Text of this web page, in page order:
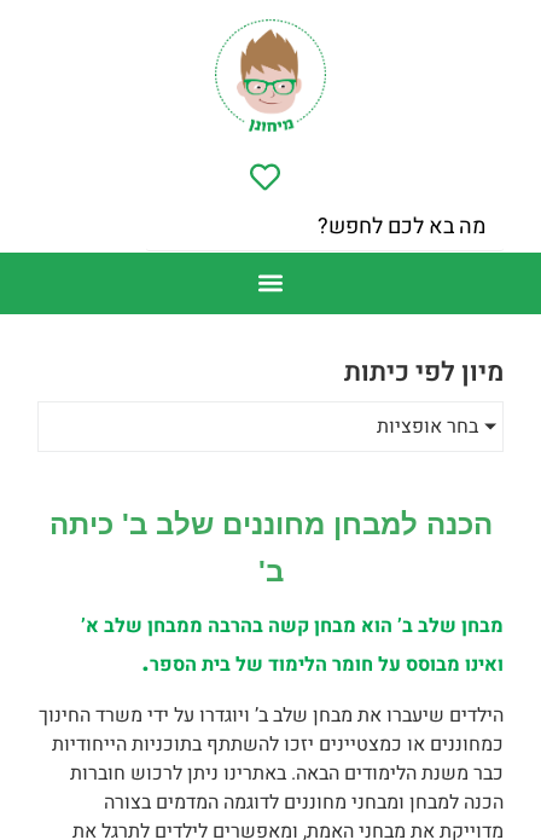
מיון לפי כיתות
בחר אופציות
הכנה למבחן מחוננים שלב ב' כיתה
ב'
מבחן שלב ב’ הוא מבחן קשה בהרבה ממבחן שלב א’
ואינו מבוסס על חומר הלימוד של בית הספר.
הילדים שיעברו את מבחן שלב ב’ ויוגדרו על ידי משרד החינוך
כמחוננים או כמצטיינים יזכו להשתתף בתוכניות הייחודיות
כבר משנת הלימודים הבאה. באתרינו ניתן לרכוש חוברות
הכנה למבחן ומבחני מחוננים לדוגמה המדמים בצורה
מדוייקת את מבחני האמת, ומאפשרים לילדים לתרגל את